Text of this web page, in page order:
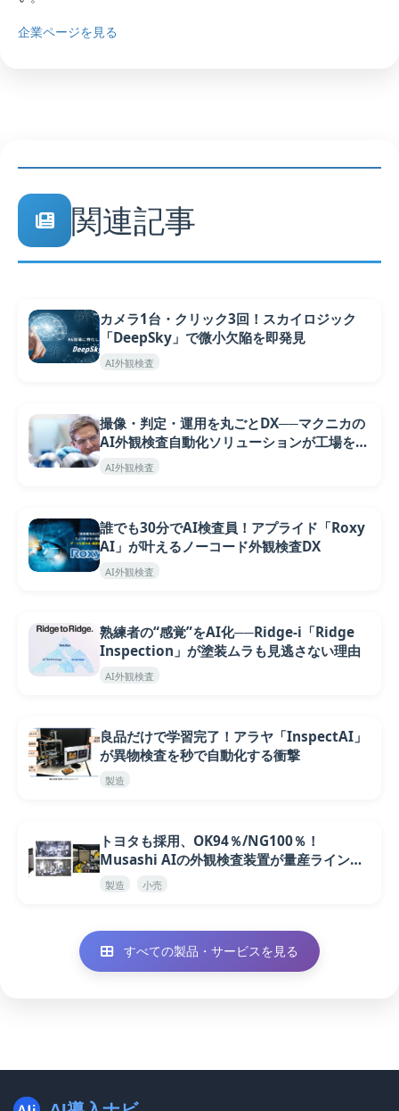
企業ページを見る
関連記事
カメラ1台・クリック3回！スカイロジック
「DeepSky」で微小欠陥を即発見
AI外観検査
撮像・判定・運用を丸ごとDX──マクニカの
AI外観検査自動化ソリューションが工場を変
える
AI外観検査
誰でも30分でAI検査員！アプライド「Roxy
AI」が叶えるノーコード外観検査DX
AI外観検査
熟練者の“感覚”をAI化──Ridge-i「Ridge
Inspection」が塗装ムラも見逃さない理由
AI外観検査
良品だけで学習完了！アラヤ「InspectAI」
が異物検査を秒で自動化する衝撃
製造
トヨタも採用、OK94％/NG100％！
Musashi AIの外観検査装置が量産ラインを
変える
製造 小売
すべての製品・サービスを見る